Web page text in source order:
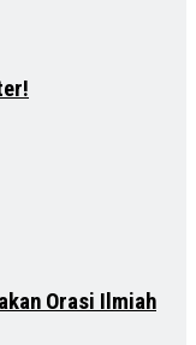
Orasi Ilmiah